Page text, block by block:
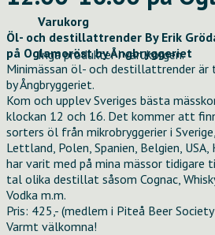
Varukorg
Inga produkter i varukorgen.
Öl- och destillattrender By Erik
på Oglamoröst by Ångbryggeriet
Minimässan öl- och destillattrender
by Ångbryggeriet.
Kom och upplev Sveriges bästa
klockan 12 och 16. Det kommer att
sorters öl från mikrobryggerier i
Lettland, Polen, Spanien, Belgien,
har varit med på mina mässor tidigare
tal olika destillat såsom Cognac,
Vodka m.m.
Pris: 425,- (medlem i Piteå Beer
Varmt välkomna!